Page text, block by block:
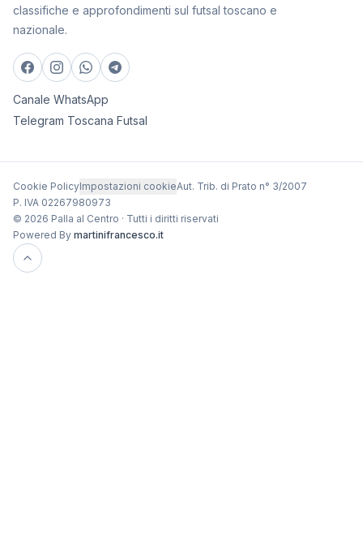
classifiche e approfondimenti sul futsal toscano e
nazionale.
Canale WhatsApp
Telegram Toscana Futsal
Cookie PolicyImpostazioni cookieAut. Trib. di Prato n° 3/2007
P. IVA 02267980973
© 2026 Palla al Centro · Tutti i diritti riservati
Powered By martinifrancesco.it